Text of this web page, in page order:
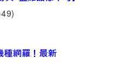
種網羅！最新